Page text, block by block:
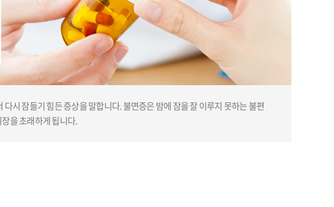
시 잠들기 힘든 증상을 말합니다. 불면증은 밤에 잠을 잘 이루지 못하는 불편
을 초래하게 됩니다.